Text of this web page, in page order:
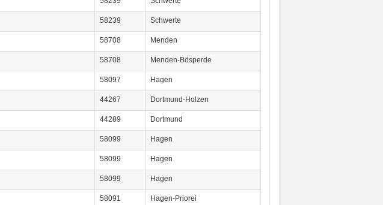
58239 Schwerte
58708 Menden
58708 Menden-Bösperde
58097 Hagen
44267 Dortmund-Holzen
44289 Dortmund
58099 Hagen
58099 Hagen
58099 Hagen
58091 Hagen-Priorei